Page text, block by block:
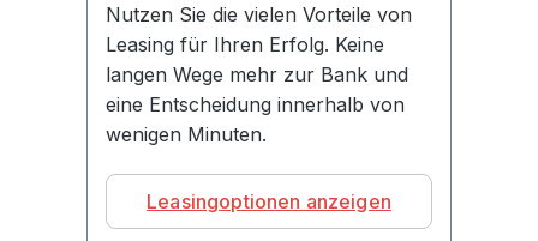
Nutzen Sie die vielen Vorteile von
Leasing für Ihren Erfolg. Keine
langen Wege mehr zur Bank und
eine Entscheidung innerhalb von
wenigen Minuten.
Leasingoptionen anzeigen